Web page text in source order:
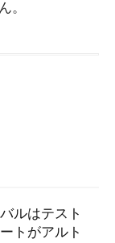
。
ルはテスト
トがアルト